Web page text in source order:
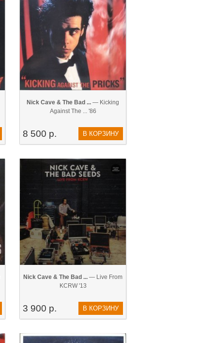
Nick Cave & The Bad ... — Kicking
Against The ... '86
8 500 р. В КОРЗИНУ
Nick Cave & The Bad ... — Live From
KCRW '13
3 900 р. В КОРЗИНУ